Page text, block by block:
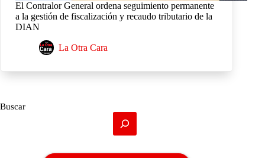
El Contralor General ordena seguimiento permanente
a la gestión de fiscalización y recaudo tributario de la
DIAN
La Otra Cara
Buscar